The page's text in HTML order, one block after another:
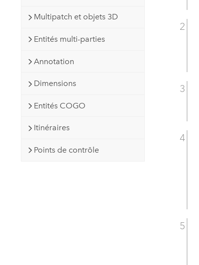
Multipatch et objets 3D
Entités multi-parties
Annotation
Dimensions
Entités COGO
Itinéraires
Points de contrôle